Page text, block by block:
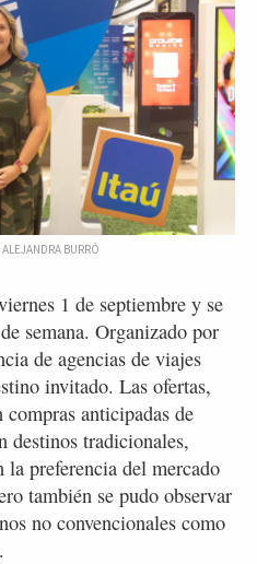
BURRÓ
1 de septiembre y se
semana. Organizado por
de agencias de viajes
invitado. Las ofertas,
anticipadas de
destinos tradicionales,
la preferencia del mercado
también se pudo observar
no convencionales como